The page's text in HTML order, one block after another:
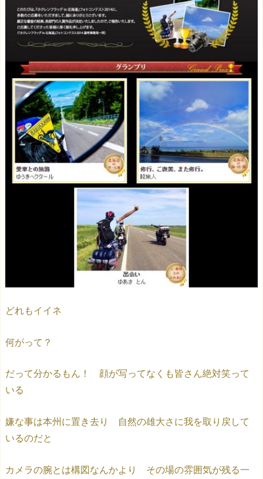
どれもイイネ
何がって？
だって分かるもん！ 顔が写ってなくも皆さん絶対笑って
いる
嫌な事は本州に置き去り 自然の雄大さに我を取り戻して
いるのだと
カメラの腕とは構図なんかより その場の雰囲気が残る一